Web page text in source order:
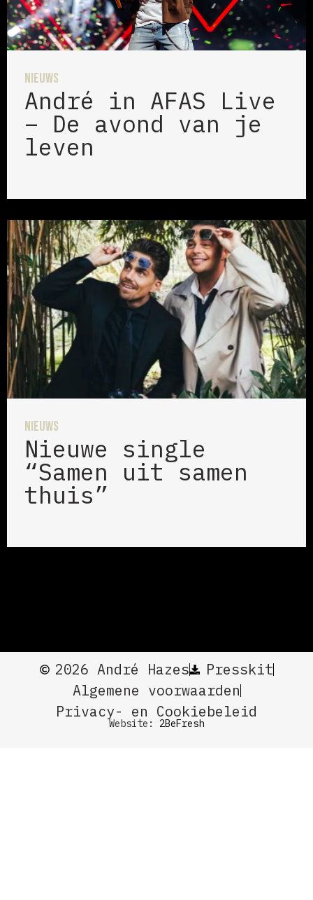
Nieuws
André in AFAS Live
– De avond van je
leven
Nieuws
Nieuwe single
“Samen uit samen
thuis”
2026 André Hazes
Presskit
Algemene voorwaarden
Privacy- en Cookiebeleid
Website: 2BeFresh